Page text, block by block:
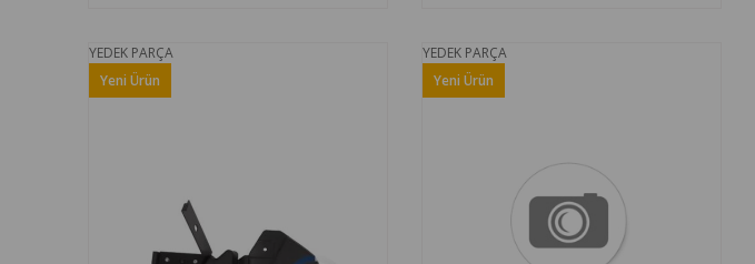
YEDEK PARÇA
Yeni Ürün
YEDEK PARÇA
Yeni Ürün